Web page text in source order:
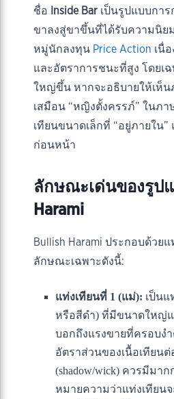
ชื่อ
Inside Bar เป็นรูปแบบกา
ขาลงสู่ขาขึ้นที่ได้รับความนิย
หมู่นักลงทุน Price Action เนื่
และอัตราการชนะที่สูง โดยเ
ใหญ่ขึ้น หากจะอธิบายให้เห็น
เสมือน “หญิงตั้งครรภ์” ในภ
เทียนขนาดเล็กที่ “อยู่ภายใน
ก่อนหน้า
ลักษณะเด่นของรูป
Harami
Bullish Harami ประกอบด้วย
ลักษณะเฉพาะดังนี้:
แท่งเทียนที่ 1 (แม่): เป็นแ
หรือสีดำ) ที่มีขนาดใหญ่แ
บอกถึงแรงขายที่ครอบง
อัตราส่วนของเนื้อเทียนต่
(shadow/wick) ควรมีมาก
หมายความว่าแท่งเทียน